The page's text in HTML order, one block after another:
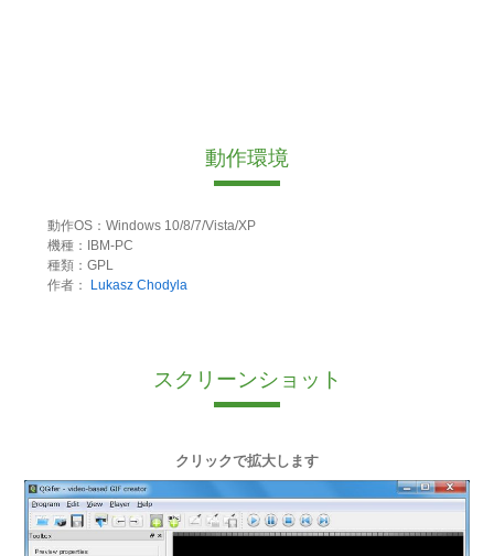
動作環境
動作OS：Windows 10/8/7/Vista/XP
機種：IBM-PC
種類：GPL
作者：
Lukasz Chodyla
スクリーンショット
クリックで拡大します